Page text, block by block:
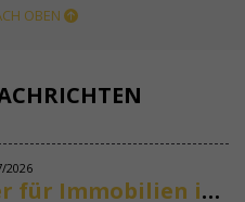
OBEN
2026
Ihr deutscher Makler für Immobilien in Marbella